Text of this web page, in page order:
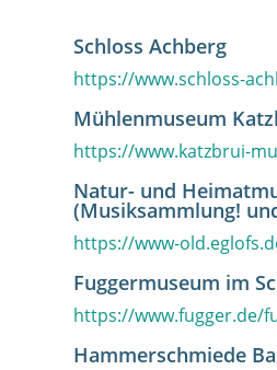
Schloss Achberg
https://www.schloss-
Mühlenmuseum
https://www.katzbrui-
Natur- und
(Musiksammlung!
https://www-
Fuggermuseum im
https://www.fugger.de/
Hammerschmiede